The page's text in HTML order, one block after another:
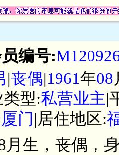
编号:
|丧偶|1961年08
类型:私营业主|
门 |居住地区:
月生，丧偶，